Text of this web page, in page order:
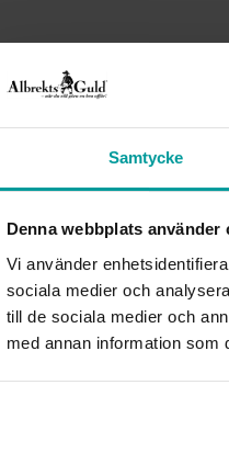
Samtycke
Denna webbplats använder
Vi använder
sociala medier och
till de sociala medier och
med annan information som